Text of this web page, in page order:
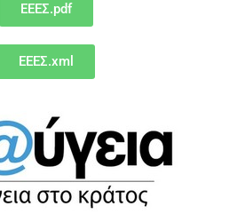
ΕΕΕΣ.pdf
ΕΕΕΣ.xml